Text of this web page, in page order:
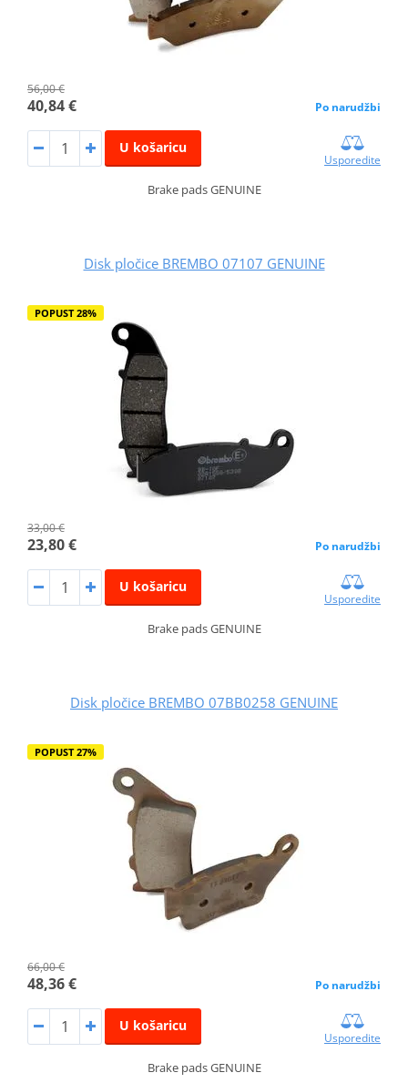
56,00 €
40,84 € Po narudžbi
U košaricu
Usporedite
Brake pads GENUINE
Disk pločice BREMBO 07107 GENUINE
POPUST 28%
33,00 €
23,80 € Po narudžbi
U košaricu
Usporedite
Brake pads GENUINE
Disk pločice BREMBO 07BB0258 GENUINE
POPUST 27%
66,00 €
48,36 € Po narudžbi
U košaricu
Usporedite
Brake pads GENUINE